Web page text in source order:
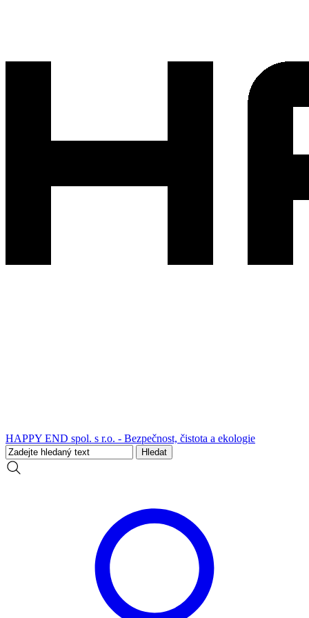
HAPPY END spol. s r.o. - Bezpečnost, čistota a ekologie